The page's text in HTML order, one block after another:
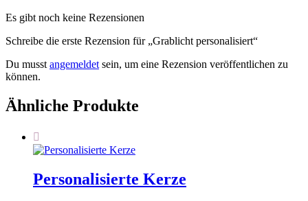
Es gibt noch keine Rezensionen
Schreibe die erste Rezension für „Grablicht personalisiert“
Du musst angemeldet sein, um eine Rezension veröffentlichen zu
können.
Ähnliche Produkte
Personalisierte Kerze